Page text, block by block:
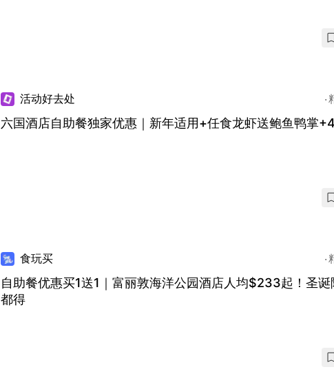
活动好去处
六国酒店自助餐独家优惠｜新年适用+任食龙虾送鲍鱼鸭掌
食玩买
自助餐优惠买1送1｜富丽敦海洋公园酒店人均$233起！圣诞
都得